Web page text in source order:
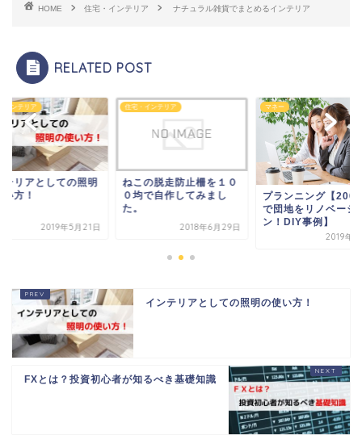
HOME 住宅・インテリア ナチュラル雑貨でまとめるインテリア
RELATED POST
インテリア
テリアとしての照明
方！
2019年5月21日
住宅・インテリア
ねこの脱走防止柵を１０
０均で自作してみまし
た。
2018年6月29日
マネー
プランニング【200
で団地をリノベーシ
ン！DIY事例】
2019年4
インテリアとしての照明の使い方！
FXとは？投資初心者が知るべき基礎知識